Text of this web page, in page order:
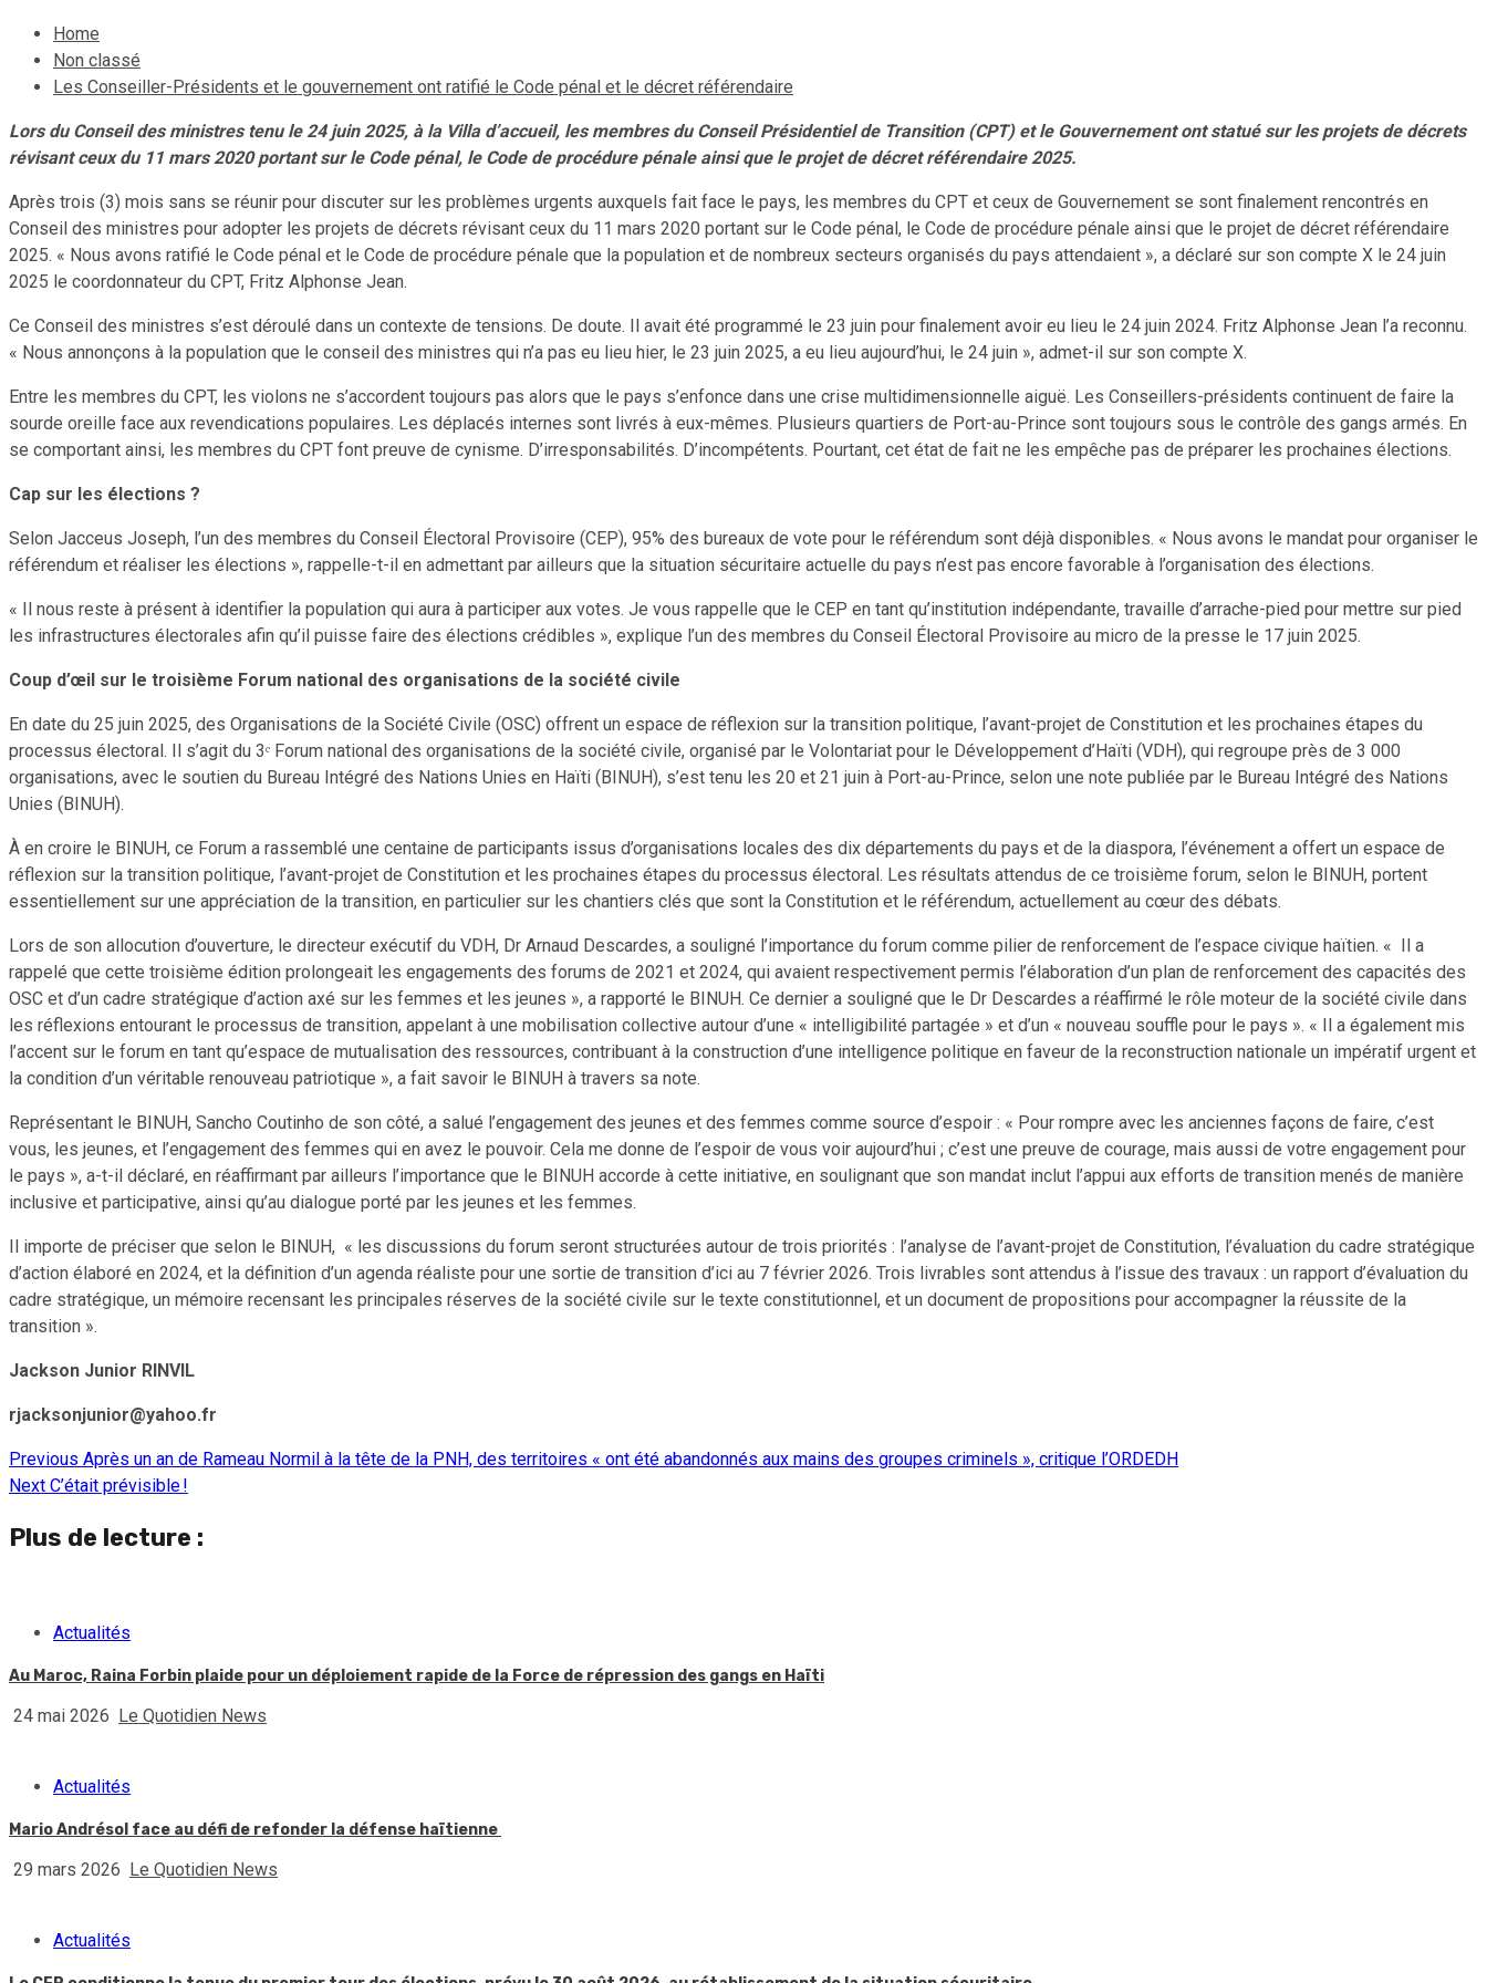
Home
Non classé
Les Conseiller-Présidents et le gouvernement ont ratifié le Code pénal et le décret référendaire
Lors du Conseil des ministres tenu le 24 juin 2025, à la Villa d’accueil, les membres du Conseil Présidentiel de Transition (CPT) et le Gouvernement ont statué sur les projets de décrets
révisant ceux du 11 mars 2020 portant sur le Code pénal, le Code de procédure pénale ainsi que le projet de décret référendaire 2025.
Après trois (3) mois sans se réunir pour discuter sur les problèmes urgents auxquels fait face le pays, les membres du CPT et ceux de Gouvernement se sont finalement rencontrés en
Conseil des ministres pour adopter les projets de décrets révisant ceux du 11 mars 2020 portant sur le Code pénal, le Code de procédure pénale ainsi que le projet de décret référendaire
2025. « Nous avons ratifié le Code pénal et le Code de procédure pénale que la population et de nombreux secteurs organisés du pays attendaient », a déclaré sur son compte X le 24 juin
2025 le coordonnateur du CPT, Fritz Alphonse Jean.
Ce Conseil des ministres s’est déroulé dans un contexte de tensions. De doute. Il avait été programmé le 23 juin pour finalement avoir eu lieu le 24 juin 2024. Fritz Alphonse Jean l’a reconnu.
« Nous annonçons à la population que le conseil des ministres qui n’a pas eu lieu hier, le 23 juin 2025, a eu lieu aujourd’hui, le 24 juin », admet-il sur son compte X.
Entre les membres du CPT, les violons ne s’accordent toujours pas alors que le pays s’enfonce dans une crise multidimensionnelle aiguë. Les Conseillers-présidents continuent de faire la
sourde oreille face aux revendications populaires. Les déplacés internes sont livrés à eux-mêmes. Plusieurs quartiers de Port-au-Prince sont toujours sous le contrôle des gangs armés. En
se comportant ainsi, les membres du CPT font preuve de cynisme. D’irresponsabilités. D’incompétents. Pourtant, cet état de fait ne les empêche pas de préparer les prochaines élections.
Cap sur les élections ?
Selon Jacceus Joseph, l’un des membres du Conseil Électoral Provisoire (CEP), 95% des bureaux de vote pour le référendum sont déjà disponibles. « Nous avons le mandat pour organiser le
référendum et réaliser les élections », rappelle-t-il en admettant par ailleurs que la situation sécuritaire actuelle du pays n’est pas encore favorable à l’organisation des élections.
« Il nous reste à présent à identifier la population qui aura à participer aux votes. Je vous rappelle que le CEP en tant qu’institution indépendante, travaille d’arrache-pied pour mettre sur pied
les infrastructures électorales afin qu’il puisse faire des élections crédibles », explique l’un des membres du Conseil Électoral Provisoire au micro de la presse le 17 juin 2025.
Coup d’œil sur le troisième Forum national des organisations de la société civile
En date du 25 juin 2025, des Organisations de la Société Civile (OSC) offrent un espace de réflexion sur la transition politique, l’avant-projet de Constitution et les prochaines étapes du
processus électoral. Il s’agit du 3ᵉ Forum national des organisations de la société civile, organisé par le Volontariat pour le Développement d’Haïti (VDH), qui regroupe près de 3 000
organisations, avec le soutien du Bureau Intégré des Nations Unies en Haïti (BINUH), s’est tenu les 20 et 21 juin à Port-au-Prince, selon une note publiée par le Bureau Intégré des Nations
Unies (BINUH).
À en croire le BINUH, ce Forum a rassemblé une centaine de participants issus d’organisations locales des dix départements du pays et de la diaspora, l’événement a offert un espace de
réflexion sur la transition politique, l’avant-projet de Constitution et les prochaines étapes du processus électoral. Les résultats attendus de ce troisième forum, selon le BINUH, portent
essentiellement sur une appréciation de la transition, en particulier sur les chantiers clés que sont la Constitution et le référendum, actuellement au cœur des débats.
Lors de son allocution d’ouverture, le directeur exécutif du VDH, Dr Arnaud Descardes, a souligné l’importance du forum comme pilier de renforcement de l’espace civique haïtien. « Il a
rappelé que cette troisième édition prolongeait les engagements des forums de 2021 et 2024, qui avaient respectivement permis l’élaboration d’un plan de renforcement des capacités des
OSC et d’un cadre stratégique d’action axé sur les femmes et les jeunes », a rapporté le BINUH. Ce dernier a souligné que le Dr Descardes a réaffirmé le rôle moteur de la société civile dans
les réflexions entourant le processus de transition, appelant à une mobilisation collective autour d’une « intelligibilité partagée » et d’un « nouveau souffle pour le pays ». « Il a également mis
l’accent sur le forum en tant qu’espace de mutualisation des ressources, contribuant à la construction d’une intelligence politique en faveur de la reconstruction nationale un impératif urgent et
la condition d’un véritable renouveau patriotique », a fait savoir le BINUH à travers sa note.
Représentant le BINUH, Sancho Coutinho de son côté, a salué l’engagement des jeunes et des femmes comme source d’espoir : « Pour rompre avec les anciennes façons de faire, c’est
vous, les jeunes, et l’engagement des femmes qui en avez le pouvoir. Cela me donne de l’espoir de vous voir aujourd’hui ; c’est une preuve de courage, mais aussi de votre engagement pour
le pays », a-t-il déclaré, en réaffirmant par ailleurs l’importance que le BINUH accorde à cette initiative, en soulignant que son mandat inclut l’appui aux efforts de transition menés de manière
inclusive et participative, ainsi qu’au dialogue porté par les jeunes et les femmes.
Il importe de préciser que selon le BINUH, « les discussions du forum seront structurées autour de trois priorités : l’analyse de l’avant-projet de Constitution, l’évaluation du cadre stratégique
d’action élaboré en 2024, et la définition d’un agenda réaliste pour une sortie de transition d’ici au 7 février 2026. Trois livrables sont attendus à l’issue des travaux : un rapport d’évaluation du
cadre stratégique, un mémoire recensant les principales réserves de la société civile sur le texte constitutionnel, et un document de propositions pour accompagner la réussite de la
transition ».
Jackson Junior RINVIL
rjacksonjunior@yahoo.fr
Continue
Reading
Previous Après un an de Rameau Normil à la tête de la PNH, des territoires « ont été abandonnés aux mains des groupes criminels », critique l’ORDEDH
Next C’était prévisible !
Plus de lecture :
Actualités
Au Maroc, Raina Forbin plaide pour un déploiement rapide de la Force de répression des gangs en Haïti
24 mai 2026 Le Quotidien News
Actualités
Mario Andrésol face au défi de refonder la défense haïtienne
29 mars 2026 Le Quotidien News
Actualités